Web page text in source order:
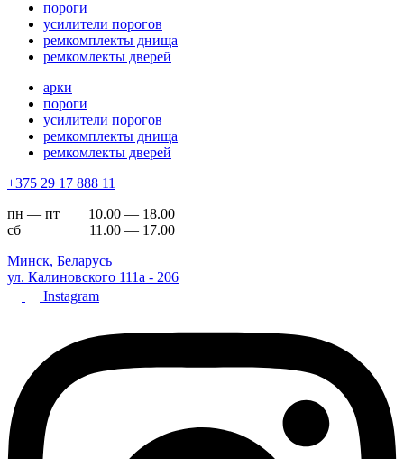
пороги
усилители порогов
ремкомплекты днища
ремкомлекты дверей
арки
пороги
усилители порогов
ремкомплекты днища
ремкомлекты дверей
+375 29 17 888 11
пн — пт 10.00 — 18.00
сб 11.00 — 17.00
Минск, Беларусь
ул. Калиновского 111а - 206
Instagram